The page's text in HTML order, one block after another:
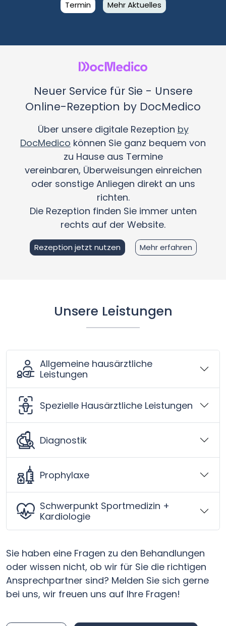
Termin Mehr Aktuelles
Neuer Service für Sie - Unsere
Online-Rezeption by DocMedico
Über unsere digitale Rezeption by
DocMedico können Sie ganz bequem von
zu Hause aus Termine
vereinbaren, Überweisungen einreichen
oder sonstige Anliegen direkt an uns
richten.
Die Rezeption finden Sie immer unten
rechts auf der Website.
Rezeption jetzt nutzen Mehr erfahren
Unsere Leistungen
Allgemeine hausärztliche
Leistungen
Spezielle Hausärztliche Leistungen
Diagnostik
Prophylaxe
Schwerpunkt Sportmedizin +
Kardiologie
Sie haben eine Fragen zu den Behandlungen
oder wissen nicht, ob wir für Sie die richtigen
Ansprechpartner sind? Melden Sie sich gerne
bei uns, wir freuen uns auf Ihre Fragen!